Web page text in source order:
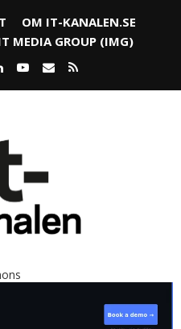
OM IT-KANALEN.SE
MEDIA GROUP (IMG)